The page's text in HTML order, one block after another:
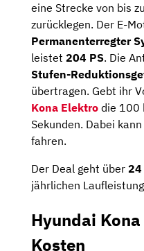
eine Strecke von bis zu
zurücklegen. Der E-
Permanenterregter
leistet 204 PS. Die
Stufen-
übertragen. Gebt ihr
Kona Elektro die 100
Sekunden. Dabei
fahren.
Der Deal geht über 24
jährlichen
Hyundai
Kosten